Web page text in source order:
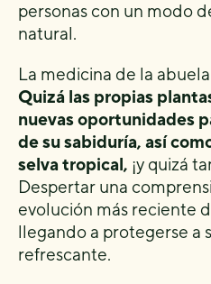
personas con un modo
natural.
La medicina de la
Quizá las propias
nuevas oportunidades
de su sabiduría, así
selva tropical, ¡y quizá
Despertar una
evolución más reciente
llegando a protegerse a
refrescante.